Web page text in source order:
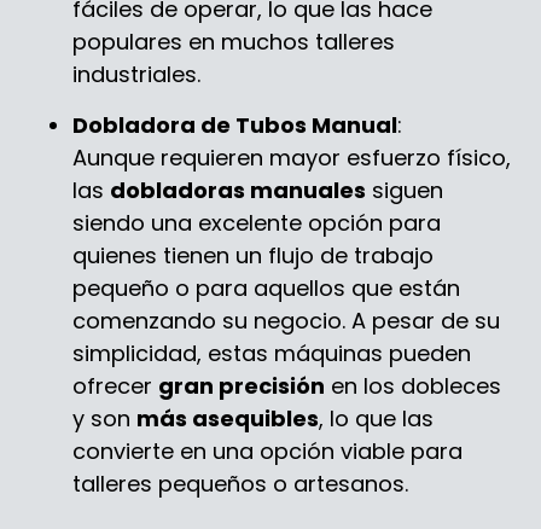
fáciles de operar, lo que las hace
populares en muchos talleres
industriales.
Dobladora de Tubos Manual:
Aunque requieren mayor esfuerzo físico,
las dobladoras manuales siguen
siendo una excelente opción para
quienes tienen un flujo de trabajo
pequeño o para aquellos que están
comenzando su negocio. A pesar de su
simplicidad, estas máquinas pueden
ofrecer gran precisión en los dobleces
y son más asequibles, lo que las
convierte en una opción viable para
talleres pequeños o artesanos.